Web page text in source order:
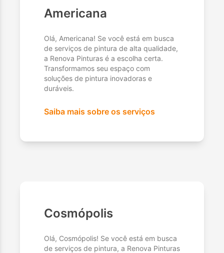
Americana
Olá, Americana! Se você está em busca
de serviços de pintura de alta qualidade,
a Renova Pinturas é a escolha certa.
Transformamos seu espaço com
soluções de pintura inovadoras e
duráveis.
Saiba mais sobre os serviços
Cosmópolis
Olá, Cosmópolis! Se você está em busca
de serviços de pintura, a Renova Pinturas